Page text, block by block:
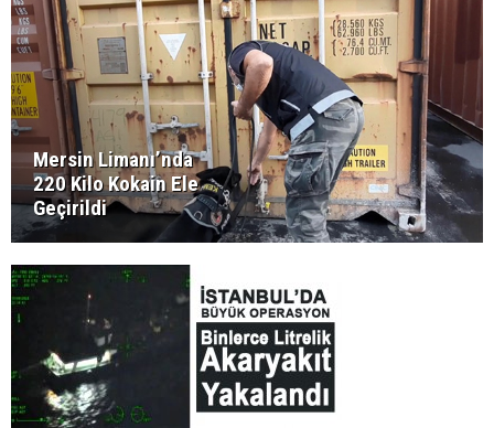
Mersin Limanı’nda
220 Kilo Kokain Ele
Geçirildi